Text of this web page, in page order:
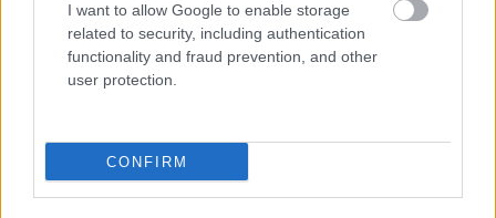
I want to allow Google to enable storage
related to security, including authentication
functionality and fraud prevention, and other
user protection.
CONFIRM